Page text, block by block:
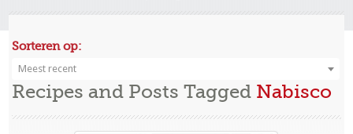
Sorteren op:
Meest recent
Recipes and Posts Tagged Nabisco